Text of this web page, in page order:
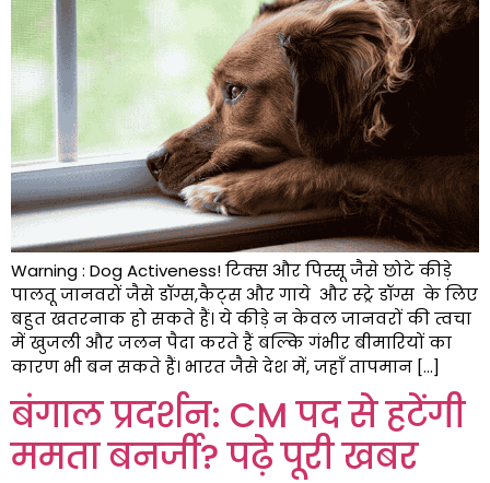
Warning : Dog Activeness! टिक्स और पिस्सू जैसे छोटे कीड़े
पालतू जानवरों जैसे डॉग्स,कैट्स और गाये और स्ट्रे डॉग्स के लिए
बहुत खतरनाक हो सकते हैं। ये कीड़े न केवल जानवरों की त्वचा
में खुजली और जलन पैदा करते हैं बल्कि गंभीर बीमारियों का
कारण भी बन सकते हैं। भारत जैसे देश में, जहाँ तापमान […]
बंगाल प्रदर्शन: CM पद से हटेंगी
ममता बनर्जी? पढ़े पूरी खबर